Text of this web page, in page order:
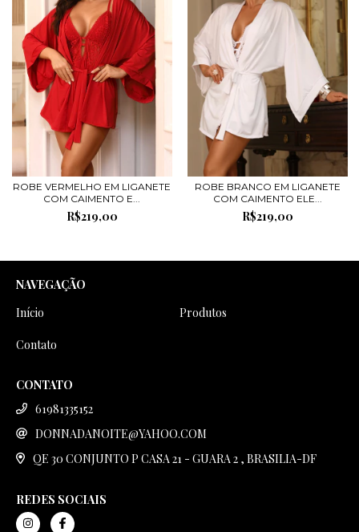
ROBE VERMELHO EM LIGANETE
COM CAIMENTO E...
R$219,00
ROBE BRANCO EM LIGANETE
COM CAIMENTO ELE...
R$219,00
NAVEGAÇÃO
Início
Produtos
Contato
CONTATO
61981335152
DONNADANOITE@YAHOO.COM
QE 30 CONJUNTO P CASA 21 - GUARA 2 , BRASILIA-DF
REDES SOCIAIS